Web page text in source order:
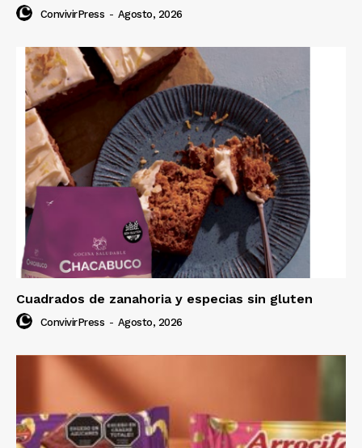
ConvivirPress - Agosto, 2026
Cuadrados de zanahoria y especias sin gluten
ConvivirPress - Agosto, 2026